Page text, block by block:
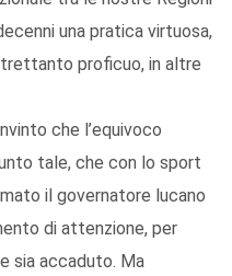
una pratica virtuosa,
proficuo, in altre
che l’equivoco
tale, che con lo sport
il governatore lucano
di attenzione, per
sia accaduto. Ma